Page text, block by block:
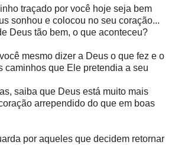
traçado por você hoje seja bem
sonhou e colocou no seu coração...
Deus tão bem, o que aconteceu?
mesmo dizer a Deus o que fez e o
caminhos que Ele pretendia a seu
saiba que Deus está muito mais
arrependido do que em boas
por aqueles que decidem retornar